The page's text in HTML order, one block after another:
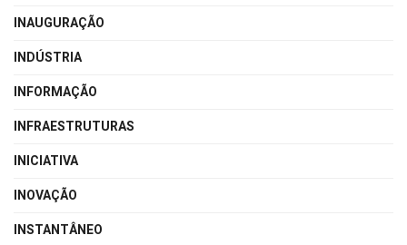
INAUGURAÇÃO
INDÚSTRIA
INFORMAÇÃO
INFRAESTRUTURAS
INICIATIVA
INOVAÇÃO
INSTANTÂNEO